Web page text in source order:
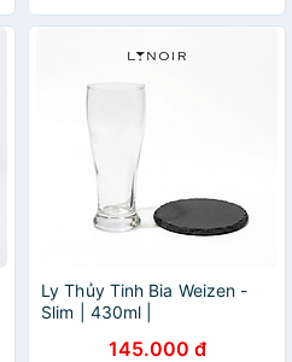
Ly Thủy Tinh Bia Weizen -
Slim | 430ml |
145.000 đ